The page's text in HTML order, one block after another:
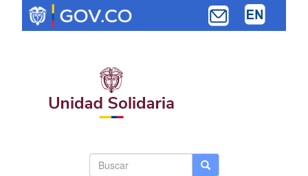
contenido
Buscar Buscar